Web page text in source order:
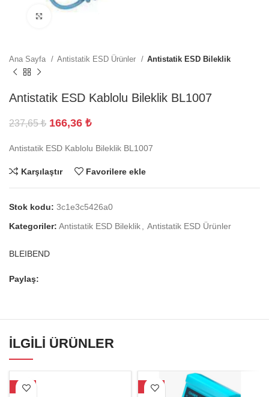
Ana Sayfa Antistatik ESD Ürünler Antistatik ESD Bileklik
Antistatik ESD Kablolu Bileklik BL1007
237,65₺ 166,36 ₺
Antistatik ESD Kablolu Bileklik BL1007
Karşılaştır Favorilere ekle
Stok kodu: 3c1e3c5426a0
Kategoriler: Antistatik ESD Bileklik Antistatik ESD Ürünler
BLEIBEND
Paylaş:
İLGILI ÜRÜNLER
-23% -20%